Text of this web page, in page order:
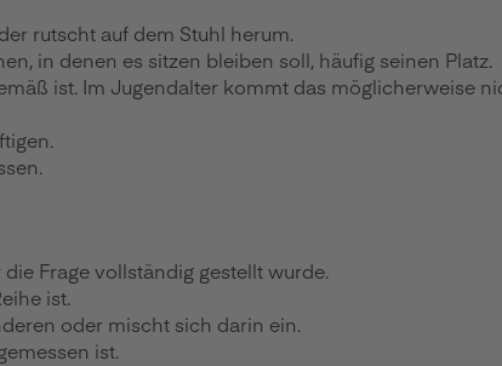
rutscht auf dem Stuhl herum.
in denen es sitzen bleiben soll, häufig seinen Platz.
ist. Im Jugendalter kommt das möglicherweise
Frage vollständig gestellt wurde.
ist.
oder mischt sich darin ein.
ist.